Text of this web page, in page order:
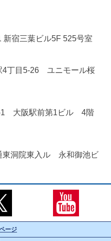
宿三葉ビル5F 525号室
4丁目5-26 ユニモール桜
1 大阪駅前第1ビル 4階
東洞院東入ル 永和御池ビ
ージ